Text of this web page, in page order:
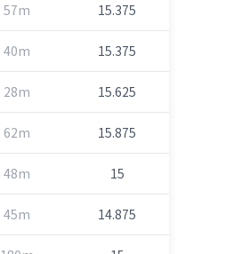
57m 15.375
40m 15.375
28m 15.625
62m 15.875
48m 15
45m 14.875